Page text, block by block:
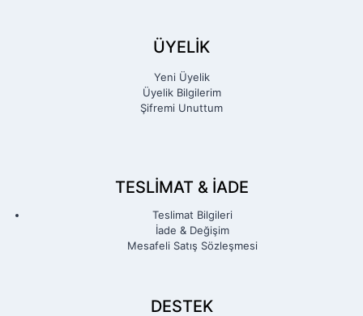
ÜYELİK
Yeni Üyelik
Üyelik Bilgilerim
Şifremi Unuttum
TESLIMAT & İADE
Teslimat Bilgileri
İade & Değişim
Mesafeli Satış Sözleşmesi
DESTEK